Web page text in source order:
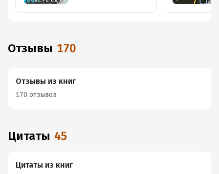
Отзывы 170
Отзывы из книг
170 отзывов
Цитаты 45
Цитаты из книг